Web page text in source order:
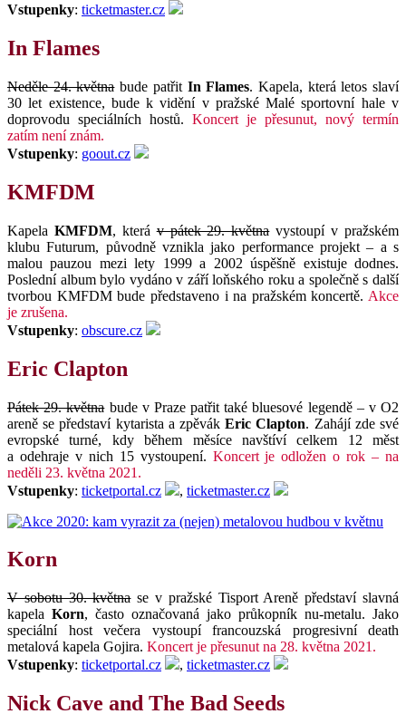
Vstupenky: ticketmaster.cz
In Flames
Neděle 24. květnabude patřit In Flames. Kapela, která letos slaví
30 let existence, bude k vidění v pražské Malé sportovní hale v
doprovodu speciálních hostů. Koncert je přesunut, nový termín
zatím není znám.
Vstupenky: goout.cz
KMFDM
Kapela KMFDM, kteráv pátek 29. květnavystoupí v pražském
klubu Futurum, původně vznikla jako performance projekt – a s
malou pauzou mezi lety 1999 a 2002 úspěšně existuje dodnes.
Poslední album bylo vydáno v září loňského roku a společně s další
tvorbou KMFDM bude představeno i na pražském koncertě. Akce
je zrušena.
Vstupenky: obscure.cz
Eric Clapton
Pátek 29. květnabude v Praze patřit také bluesové legendě – v O2
areně se představí kytarista a zpěvákEric Clapton. Zahájí zde své
evropské turné, kdy během měsíce navštíví celkem 12 měst
a odehraje v nich 15 vystoupení. Koncert je odložen o rok – na
neděli 23. května 2021.
Vstupenky: ticketportal.cz , ticketmaster.cz
Korn
V sobotu 30. květnase v pražské Tisport Areně představí slavná
kapela Korn, často označovaná jako průkopník nu-metalu. Jako
speciální host večera vystoupí francouzská progresivní death
metalová kapela Gojira. Koncert je přesunut na 28. května 2021.
Vstupenky: ticketportal.cz , ticketmaster.cz
Nick Cave and The Bad Seeds